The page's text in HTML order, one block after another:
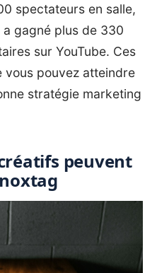
spectateurs en salle,
gagné plus de 330
sur YouTube. Ces
vous pouvez atteindre
stratégie marketing
peuvent